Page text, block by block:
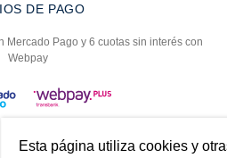
DE PAGO
Mercado Pago y 6 cuotas sin interés con
Webpay
Esta página utiliza cookies y